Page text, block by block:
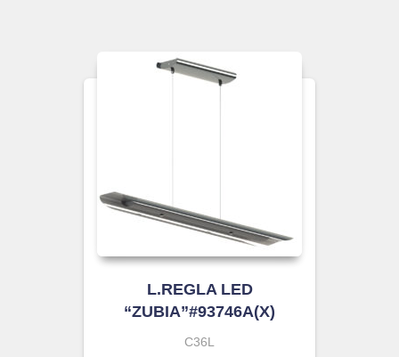
L.REGLA LED
“ZUBIA”#93746A(X)
C36L